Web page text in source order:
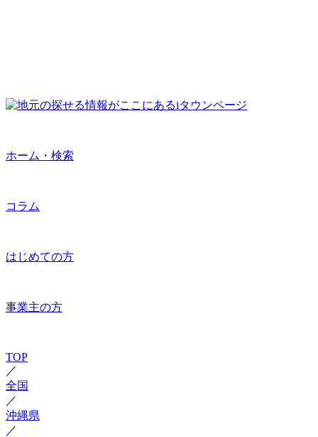
ホーム・検索
コラム
はじめての方
事業主の方
TOP
／
全国
／
沖縄県
／